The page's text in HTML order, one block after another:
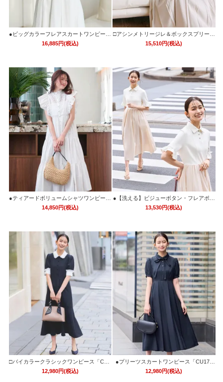
●ビッグカラーフレアスカートワンピース
「CU1744」
16,885円(税込)
□アシンメトリージレ＆ボックスプリーツ
スカートセットアップ「CU1743」
15,510円(税込)
●ティアードボリュームシャツワンピース
「CU1739」
14,850円(税込)
●【洗える】ビジューボタン・フレアポロ
ワンピース「CU1741」
13,530円(税込)
□バイカラークラシックワンピース「CU1
738」
12,980円(税込)
●プリーツスカートワンピース「CU173
5」
12,980円(税込)